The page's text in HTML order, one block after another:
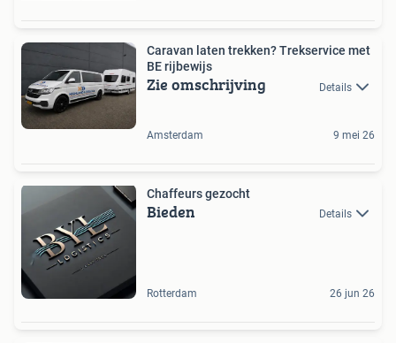
Caravan laten trekken? Trekservice met
BE rijbewijs
Zie omschrijving Details
Amsterdam 9 mei 26
Chaffeurs gezocht
Bieden Details
Rotterdam 26 jun 26